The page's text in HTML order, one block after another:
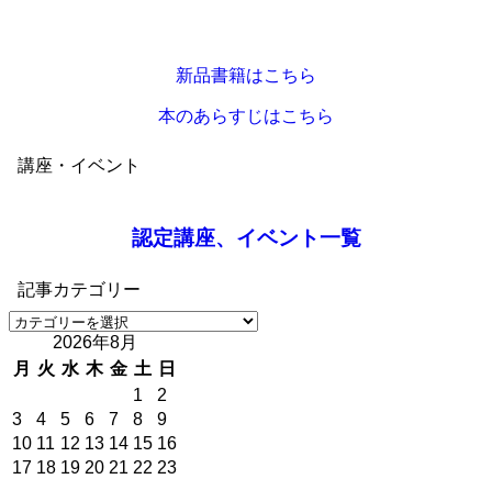
新品書籍はこちら
本のあらすじはこちら
講座・イベント
認定講座、イベント一覧
記事カテゴリー
記
カ
ゴ
リ
ー
2026年8月
月
火 水 木 金 土
日
1
2
3
4 5 6 7 8
9
10 11 12 13 14 15 16
17 18 19 20 21 22 23